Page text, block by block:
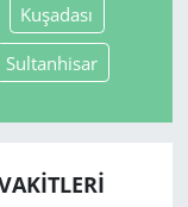
Kuşadası
Sultanhisar